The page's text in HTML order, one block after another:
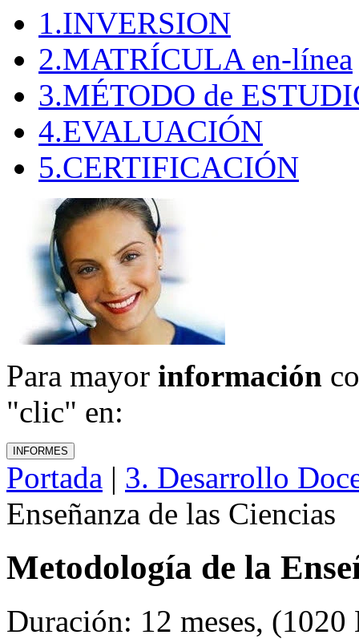
1.INVERSION
2.MATRÍCULA en-línea
3.MÉTODO de
4.EVALUACIÓN
5.CERTIFICACIÓN
Para mayor información
"clic" en:
Portada | 3. Desarrollo
Enseñanza de las Ciencias
Metodología de la
Duración: 12 meses,